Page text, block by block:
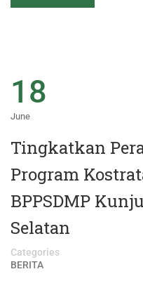
18
June
Tingkatkan
Program
BPPSDMP
Selatan
Categories
BERITA